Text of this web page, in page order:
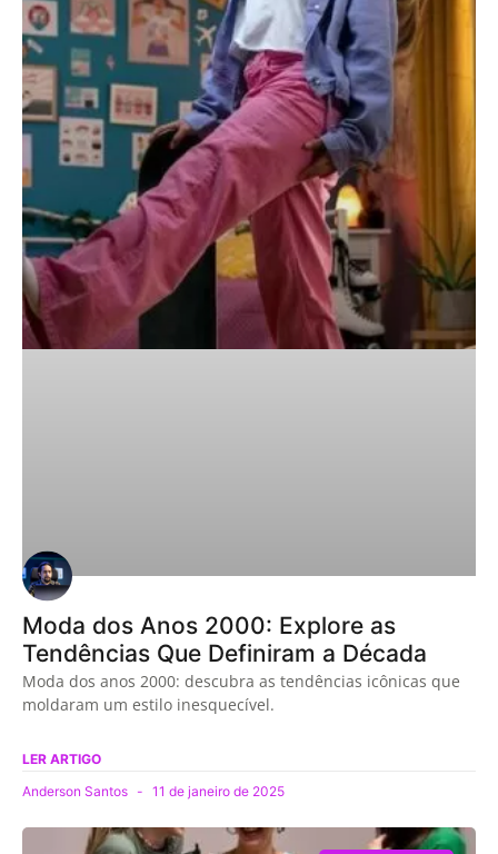
Moda dos Anos 2000: Explore as
Tendências Que Definiram a Década
Moda dos anos 2000: descubra as tendências icônicas que
moldaram um estilo inesquecível.
LER ARTIGO
Anderson Santos
11 de janeiro de 2025